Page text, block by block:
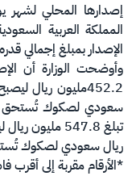
المملكة العربية
الإصدار بمبلغ إجمالي قدره 1,000 مليار ريال سعودي.
وأوضحت الوزارة أن
ريال سعودي لصكوك تُستحق في
*الأرقام مقربة إلى أقرب